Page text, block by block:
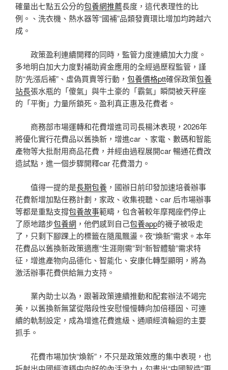
確量出七點五公分的包養網推薦長度，這代表理性的比
例。、洗衣機、熱水器等“國補”品類發賣環比增加均跨越六
成。
政策盈利連續開釋的同時，監管力度連續加大力度。
多地明白加大力度對補助資金應用的全經過歷程監管，謹
防“先漲后補”、虛偽買賣等行動， 包養價格ptt確保政策包養
站長張水瓶的「傻氣」與牛土豪的「霸氣」瞬間被天秤座
的「平衡」力量所鎖死。盈利真正惠及花費者。
商務部市場運轉和花費增進司司長楊沐表現，2026年
將優化實行花費品以舊換新，增進car 、家電、數碼和智能
產物等大批耐用商品花費，并經由過程展開car 暢通花費改
造試點，進一個步驟開釋car 花費潛力。
值得一提的是長期包養 ，國辦日前印發加速培養辦事
花費新增加點任務計劃，家政、收集視聽、car 后市場辦事
等都是重點支撐包養故事範疇，包含著較年摩羯座們停止
了原地踏步包養網 ，他們感到自己包養app的襪子被吸走
了，只剩下腳踝上的標籤在隨風飄盪。夜“煥新”需求。本年
花費品以舊換新政策適應“生涯剛需”到“新智體驗”需求特
征，增進產物向品德化、智能化、安康化轉型顯明，將為
激活辦事花費供給無力支持。
業內助士以為，跟著政策連續推動和配套辦法不竭完
美，以舊換新無望從階段性安慰慢慢轉向加倍穩固、可連
續的軌制設定，成為增進花費進級、通順經濟輪迴的主要
抓手。
花費市場加快“煥新”，不只是政策效應的集中表現，也